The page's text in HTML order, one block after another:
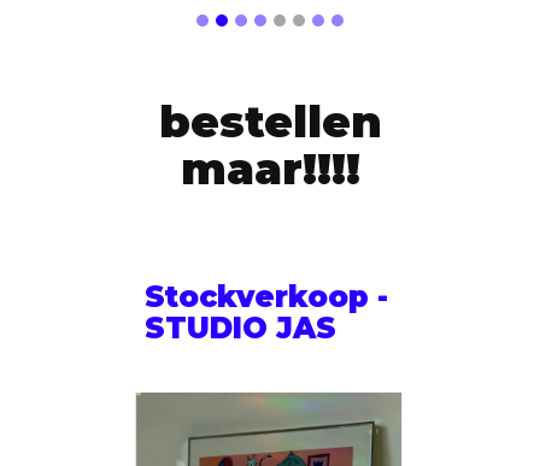
bestellen
maar!!!!
Stockverkoop -
STUDIO JAS